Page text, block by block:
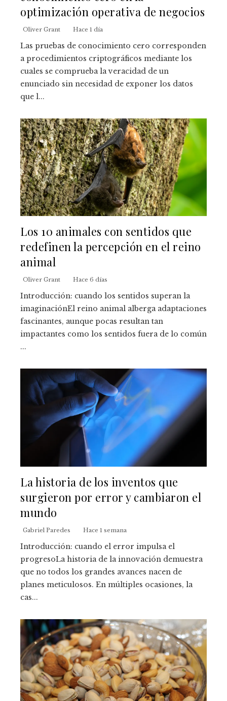
optimización operativa de negocios
Oliver Grant Hace 1 día
Las pruebas de conocimiento cero corresponden
a procedimientos criptográficos mediante los
cuales se comprueba la veracidad de un
enunciado sin necesidad de exponer los datos
que l...
Los 10 animales con sentidos que
redefinen la percepción en el reino
animal
Oliver Grant Hace 6 días
Introducción: cuando los sentidos superan la
imaginaciónEl reino animal alberga adaptaciones
fascinantes, aunque pocas resultan tan
impactantes como los sentidos fuera de lo común
...
La historia de los inventos que
surgieron por error y cambiaron el
mundo
Gabriel Paredes Hace 1 semana
Introducción: cuando el error impulsa el
progresoLa historia de la innovación demuestra
que no todos los grandes avances nacen de
planes meticulosos. En múltiples ocasiones, la
cas...